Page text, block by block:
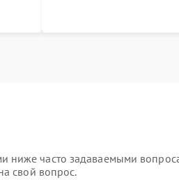
часто задаваемыми
свой вопрос.